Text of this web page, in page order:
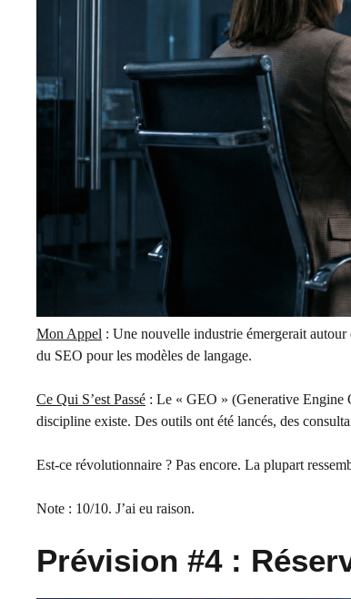
Mon Appel : Une nouvelle industrie émergerait
du SEO pour les modèles de langage.
Ce Qui S’est Passé : Le « GEO » (Generative Engine
discipline existe. Des outils ont été lancés, des
Est-ce révolutionnaire ? Pas encore. La plupart
Note : 10/10. J’ai eu raison.
Prévision #4 :